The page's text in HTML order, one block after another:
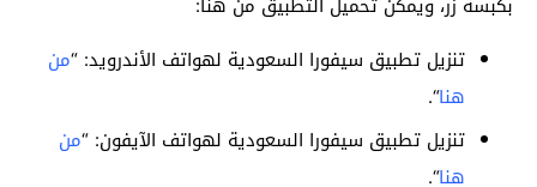
تنزيل تطبيق سيفورا السعودية لهواتف الأندرويد: “من
هنا“.
تنزيل تطبيق سيفورا السعودية لهواتف الآيفون: “من
هنا“.